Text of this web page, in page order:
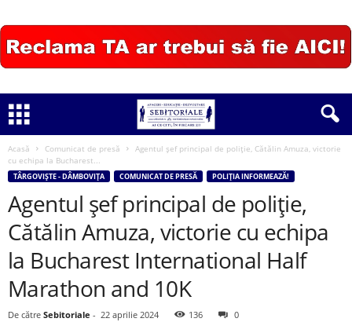
Acasă Comunicat de presă
Agentul șef principal de poliție, Cătălin Amuza, victorie
cu echipa la Bucharest...
TÂRGOVIȘTE - DÂMBOVIȚA COMUNICAT DE PRESĂ POLIȚIA INFORMEAZĂ!
Agentul șef principal de poliție,
Cătălin Amuza, victorie cu echipa
la Bucharest International Half
Marathon and 10K
De către Sebitoriale - 22 aprilie 2024 136 0